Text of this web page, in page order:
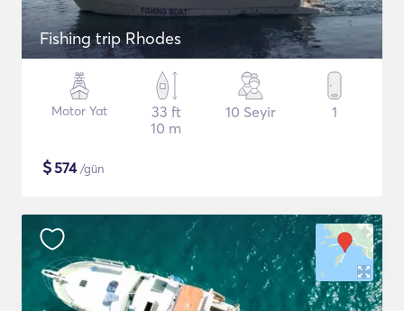
Fishing trip Rhodes
Motor Yat
33 ft
10 m
10 Seyir 1
$574/gün